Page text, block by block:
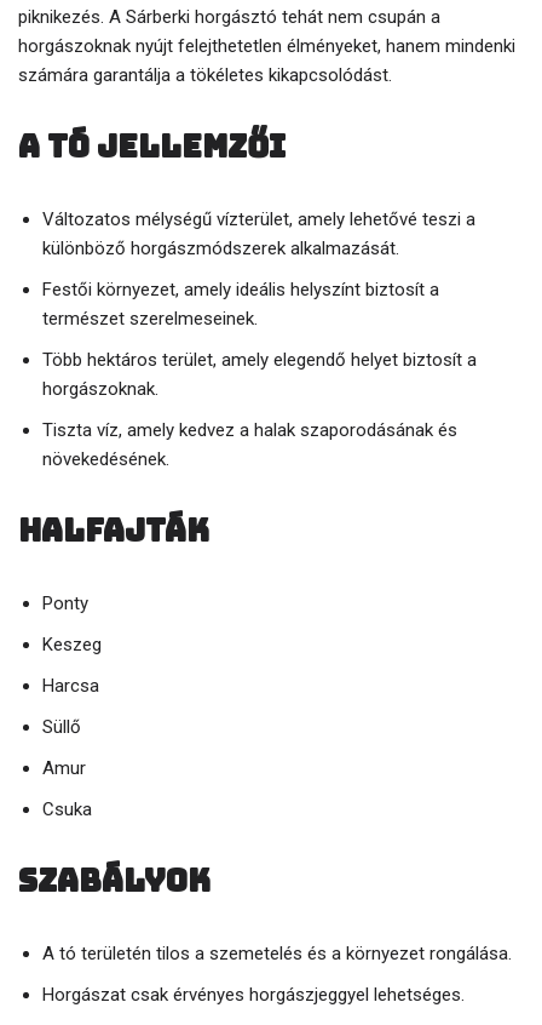
piknikezés. A Sárberki horgásztó tehát nem csupán a
horgászoknak nyújt felejthetetlen élményeket, hanem mindenki
számára garantálja a tökéletes kikapcsolódást.
A tó jellemzői
Változatos mélységű vízterület, amely lehetővé teszi a
különböző horgászmódszerek alkalmazását.
Festői környezet, amely ideális helyszínt biztosít a
természet szerelmeseinek.
Több hektáros terület, amely elegendő helyet biztosít a
horgászoknak.
Tiszta víz, amely kedvez a halak szaporodásának és
növekedésének.
Halfajták
Ponty
Keszeg
Harcsa
Süllő
Amur
Csuka
Szabályok
A tó területén tilos a szemetelés és a környezet rongálása.
Horgászat csak érvényes horgászjeggyel lehetséges.